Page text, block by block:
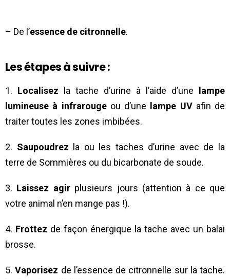
– De l’essence de citronnelle.
Les étapes à suivre :
1. Localisez la tache d’urine à l’aide d’une
lampe
lumineuse à infrarougeou d’une lampe UVafin de
traiter toutes les zones imbibées.
2. Saupoudrez la ou les taches d’urine avec de la
terre de Sommières ou du bicarbonate de soude.
3. Laissez agirplusieurs jours (attention à ce que
votre animal n’en mange pas !).
4. Frottez de façon énergique la tache avec un balai
brosse.
5.Vaporisez de l’essence de citronnelle sur la tache.